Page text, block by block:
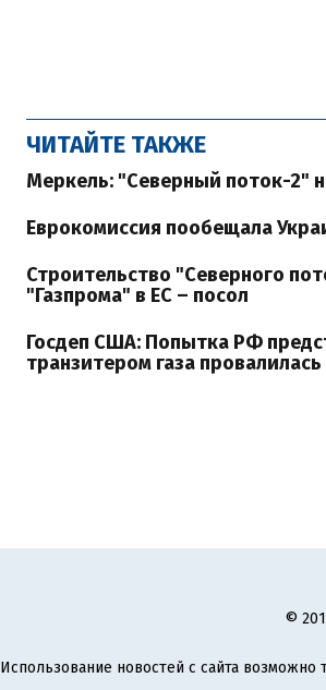
ЧИТАЙТЕ ТАКЖЕ
Меркель: "Северный поток-2"
Еврокомиссия пообещала
Строительство "Северного
"Газпрома" в ЕС – посол
Госдеп США: Попытка РФ
транзитером газа провалилась
©
Использование новостей с сайта